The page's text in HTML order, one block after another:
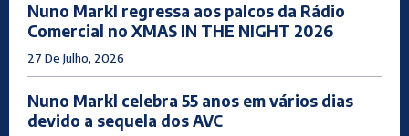
Nuno Markl regressa aos palcos da Rádio
Comercial no XMAS IN THE NIGHT 2026
27 De Julho, 2026
Nuno Markl celebra 55 anos em vários dias
devido a sequela dos AVC